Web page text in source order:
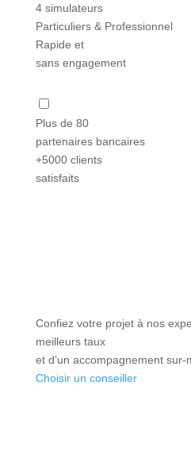
4 simulateurs
Particuliers & Professionnel
Rapide et
sans engagement
Plus de 80
partenaires bancaires
+5000 clients
satisfaits
Confiez votre projet à nos
meilleurs taux
et d’un accompagnement sur-
Choisir un conseiller